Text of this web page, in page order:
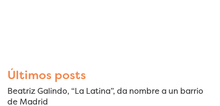
Últimos posts
Beatriz Galindo, “La Latina”, da nombre a un barrio
de Madrid